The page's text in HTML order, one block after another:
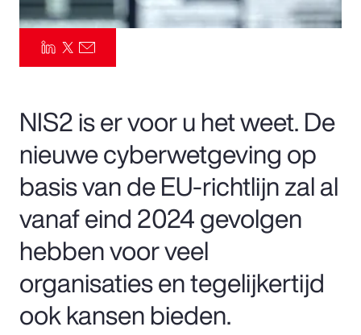
NIS2 is er voor u het weet. De
nieuwe cyberwetgeving op
basis van de EU-richtlijn zal al
vanaf eind 2024 gevolgen
hebben voor veel
organisaties en tegelijkertijd
ook kansen bieden.